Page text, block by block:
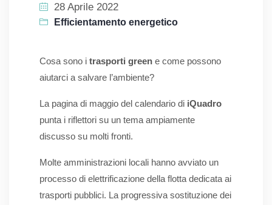
28 Aprile 2022
Efficientamento energetico
Cosa sono i trasporti green e come possono
aiutarci a salvare l’ambiente?
La pagina di maggio del calendario di iQuadro
punta i riflettori su un tema ampiamente
discusso su molti fronti.
Molte amministrazioni locali hanno avviato un
processo di elettrificazione della flotta dedicata ai
trasporti pubblici. La progressiva sostituzione dei